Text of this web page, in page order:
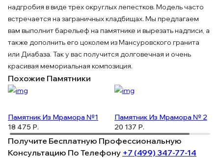
надгробия в виде трех округлых лепестков. Модель часто
встречается на заграничных кладбищах. Мы предлагаем
вам выполнит барельеф на памятнике и вырезать надписи, а
также дополнить его цоколем из Мансуровского гранита
или Диабаза. Так у вас получится долговечная и очень
красивая мемориальная композиция.
Похожие Памятники
Памятник Из Мрамора №1
18 475 Р.
Памятник Из Мрамора № 2
20 137 Р.
Получите Бесплатную Профессиональную
Консультацию По Телефону +7 (499) 347-77-14